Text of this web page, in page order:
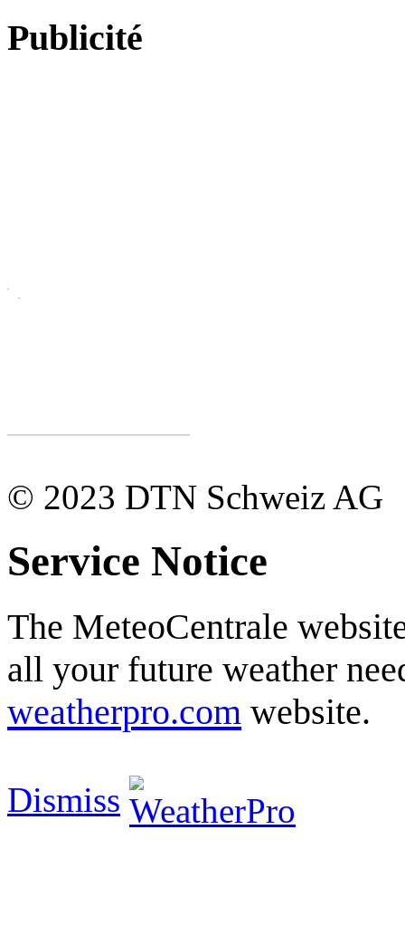
Publicité
© 2023 DTN Schweiz AG
Service Notice
The MeteoCentrale
all your future weather
weatherpro.com website.
Dismiss